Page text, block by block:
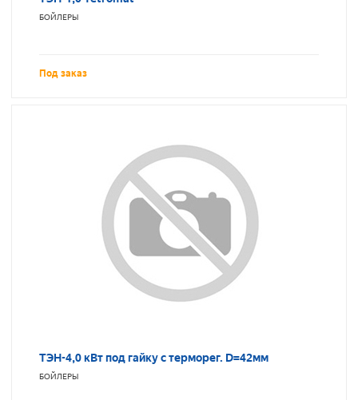
БОЙЛЕРЫ
Под заказ
ТЭН-4,0 кВт под гайку с терморег. D=42мм
БОЙЛЕРЫ